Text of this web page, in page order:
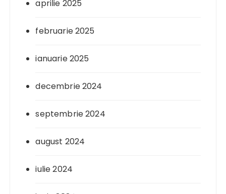
aprilie 2025
februarie 2025
ianuarie 2025
decembrie 2024
septembrie 2024
august 2024
iulie 2024